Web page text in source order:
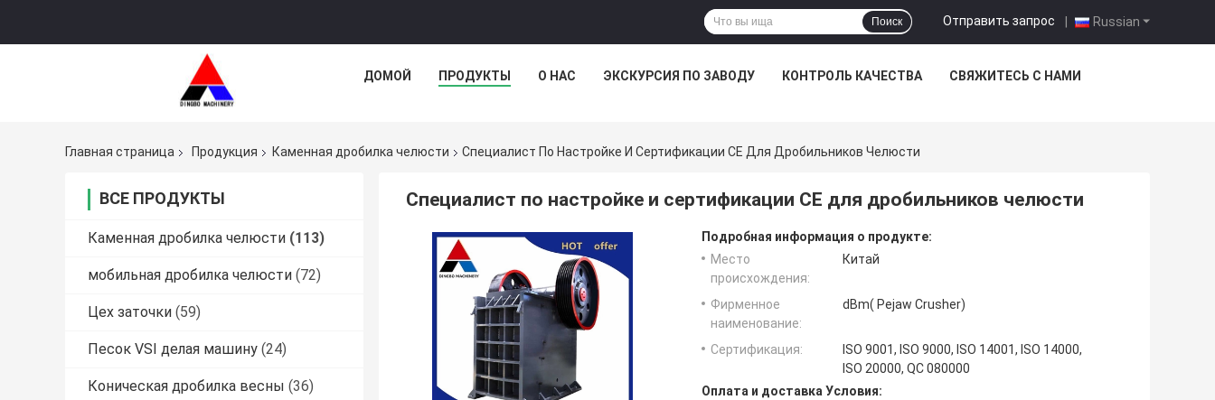
Russian
Отправить запрос |
Поиск
ДОМОЙ ПРОДУКТЫ О НАС ЭКСКУРСИЯ ПО ЗАВОДУ КОНТРОЛЬ КАЧЕСТВА СВЯЖИТЕСЬ С НАМИ
Главная страница Продукция Каменная дробилка челюсти Специалист По Настройке И Сертификации CE Для Дробильников Челюсти
ВСЕ ПРОДУКТЫ
Каменная дробилка челюсти (113)
мобильная дробилка челюсти (72)
Цех заточки (59)
Песок VSI делая машину (24)
Коническая дробилка весны (36)
Специалист по настройке и сертификации CE для дробильников челюсти
Подробная информация о продукте:
Место
происхождения:
Китай
Фирменное
наименование:
dBm( Pejaw Crusher)
Сертификация:
ISO 9001, ISO 9000, ISO 14001, ISO 14000,
ISO 20000, QC 080000
Оплата и доставка Условия: